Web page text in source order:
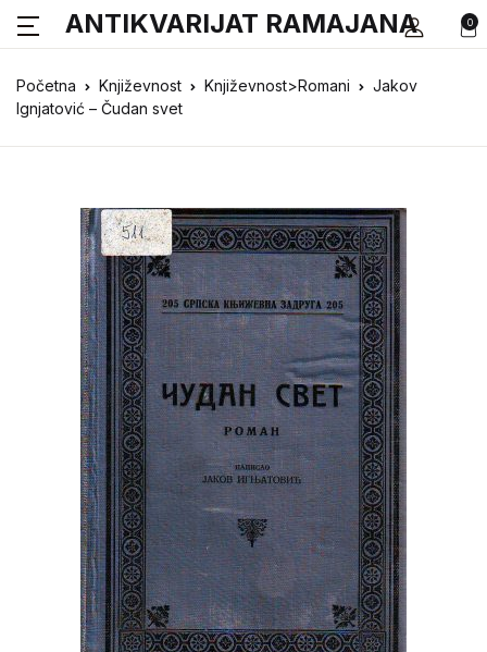
0
ANTIKVARIJAT RAMAJANA
Početna Književnost Književnost>Romani
Jakov
Ignjatović – Čudan svet